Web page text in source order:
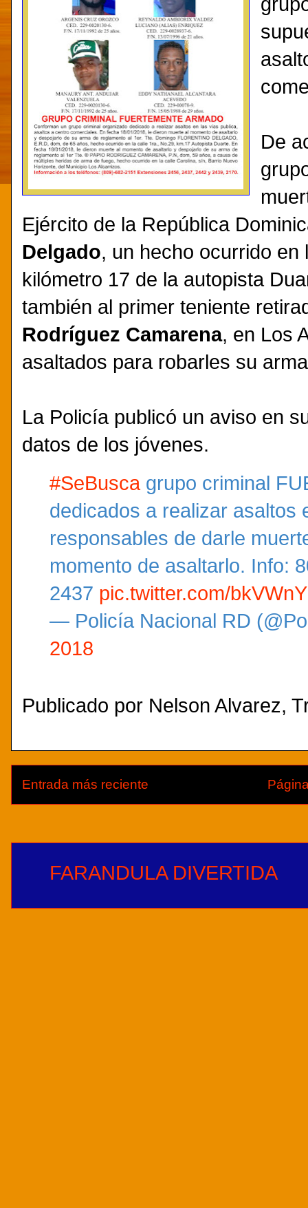
De
Ejército de la República
Delgado, un hecho ocurrido en
kilómetro 17 de la autopista
también al primer teniente
Rodríguez Camarena, en Los
asaltados para robarles su
La Policía publicó un aviso en
datos de los jóvenes.
#SeBuscagrupo criminal
dedicados a realizar asaltos
responsables de darle
momento de asaltarlo. Info:
2437 pic.twitter.com/
— Policía Nacional RD
2018
Publicado por Nelson Alvarez,
Entrada más reciente
FARANDULA DIVERTIDA